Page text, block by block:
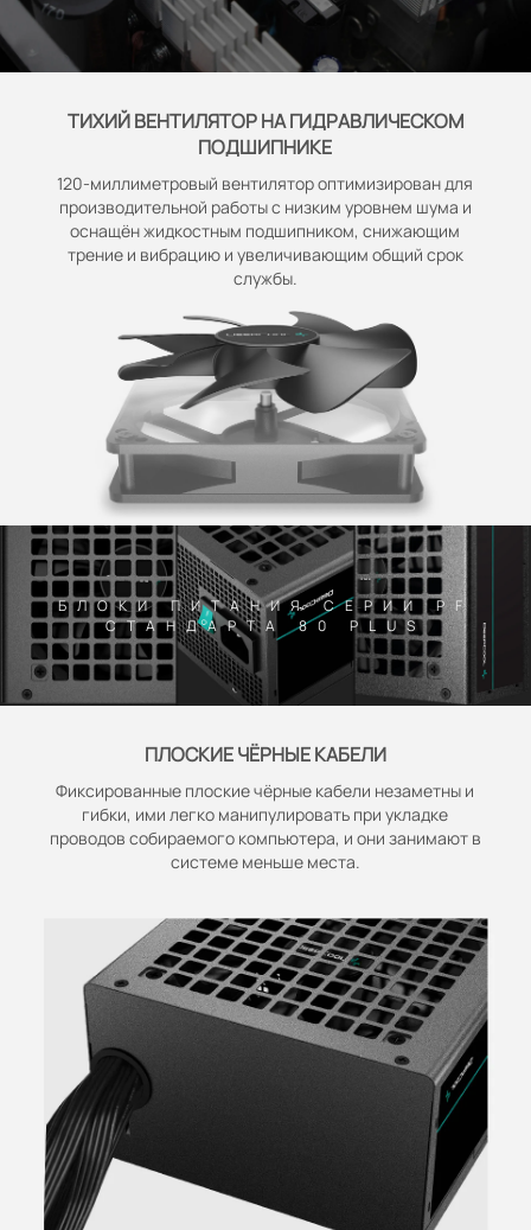
ТИХИЙ ВЕНТИЛЯТОР НА ГИДРАВЛИЧЕСКОМ
ПОДШИПНИКЕ
120-миллиметровый вентилятор оптимизирован для
производительной работы с низким уровнем шума и
оснащён жидкостным подшипником, снижающим
трение и вибрацию и увеличивающим общий срок
службы.
БЛОКИ ПИТАНИЯ СЕРИИ PF
СТАНДАРТА 80 PLUS
ПЛОСКИЕ ЧЁРНЫЕ КАБЕЛИ
Фиксированные плоские чёрные кабели незаметны и
гибки, ими легко манипулировать при укладке
проводов собираемого компьютера, и они занимают в
системе меньше места.